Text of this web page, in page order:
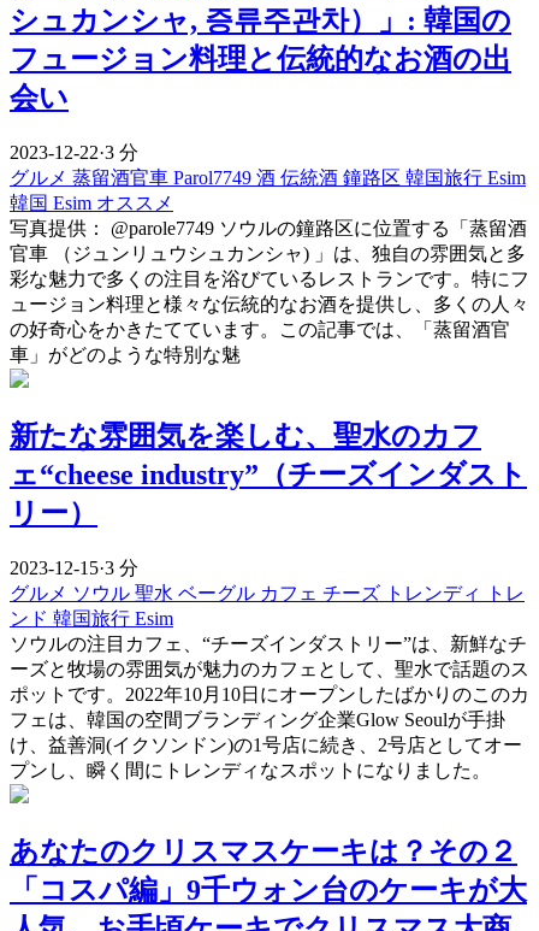
シュカンシャ, 증류주관차）」: 韓国の
フュージョン料理と伝統的なお酒の出
会い
2023-12-22·3 分
グルメ 蒸留酒官車 Parol7749 酒 伝統酒 鐘路区 韓国旅行 Esim
韓国 Esim オススメ
写真提供： @parole7749 ソウルの鐘路区に位置する「蒸留酒
官車 （ジュンリュウシュカンシャ) 」は、独自の雰囲気と多
彩な魅力で多くの注目を浴びているレストランです。特にフ
ュージョン料理と様々な伝統的なお酒を提供し、多くの人々
の好奇心をかきたてています。この記事では、「蒸留酒官
車」がどのような特別な魅
新たな雰囲気を楽しむ、聖水のカフ
ェ“cheese industry”（チーズインダスト
リー）
2023-12-15·3 分
グルメ ソウル 聖水 ベーグル カフェ チーズ トレンディ
トレ
ンド 韓国旅行 Esim
ソウルの注目カフェ、“チーズインダストリー”は、新鮮なチ
ーズと牧場の雰囲気が魅力のカフェとして、聖水で話題のス
ポットです。2022年10月10日にオープンしたばかりのこのカ
フェは、韓国の空間ブランディング企業Glow Seoulが手掛
け、益善洞(イクソンドン)の1号店に続き、2号店としてオー
プンし、瞬く間にトレンディなスポットになりました。
あなたのクリスマスケーキは？その２
「コスパ編」9千ウォン台のケーキが大